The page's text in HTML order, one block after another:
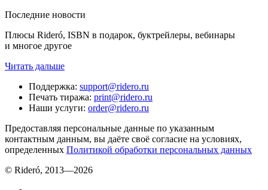
Последние новости
Плюсы Rideró, ISBN в подарок, буктрейлеры, вебинары
и многое другое
Читать дальше
Поддержка: support@ridero.ru
Печать тиража: print@ridero.ru
Наши услуги: order@ridero.ru
Предоставляя персональные данные по указанным
контактным данным, вы даёте своё согласие на условиях,
определенных Политикой обработки персональных данных
© Rideró, 2013—2026